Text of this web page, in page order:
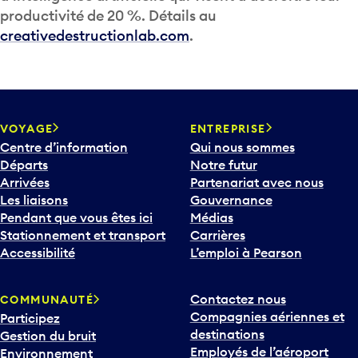
productivité de 20 %. Détails au
creativedestructionlab.com.
VOYAGE
Centre d’information
Départs
Arrivées
Les liaisons
Pendant que vous êtes ici
Stationnement et transport
Accessibilité
ENTREPRISE
Qui nous sommes
Notre futur
Partenariat avec nous
Gouvernance
Médias
Carrières
L’emploi à Pearson
COMMUNAUTÉ
Participez
Gestion du bruit
Environnement
Contactez nous
Compagnies aériennes et
destinations
Employés de l’aéroport